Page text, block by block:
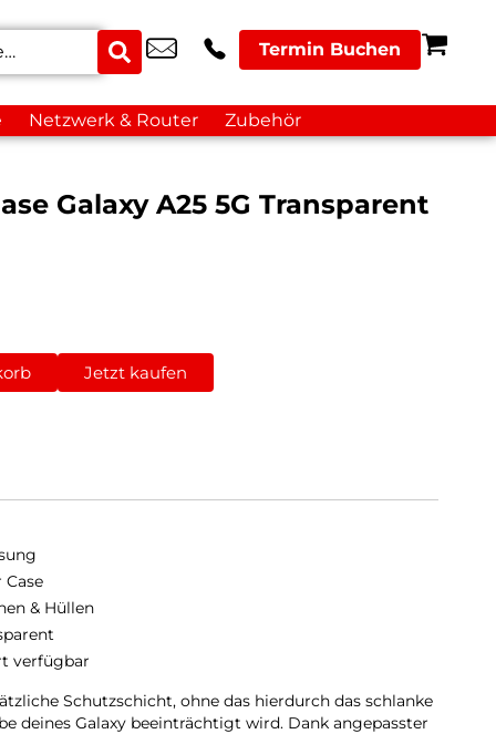
Termin Buchen
Netzwerk & Router Zubehör
Galaxy A25 5G Transparent
Jetzt kaufen
Case
& Hüllen
verfügbar
Schutzschicht, ohne das hierdurch das schlanke
deines Galaxy beeinträchtigt wird. Dank angepasster